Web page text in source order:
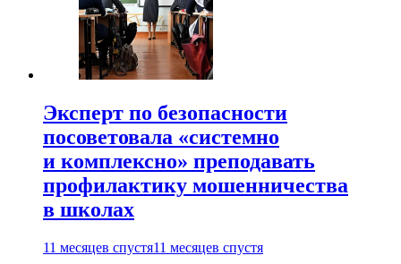
Эксперт по безопасности
посоветовала «системно
и комплексно» преподавать
профилактику мошенничества
в школах
11 месяцев спустя11 месяцев спустя